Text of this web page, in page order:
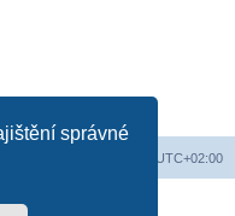
správné
UTC+02:00